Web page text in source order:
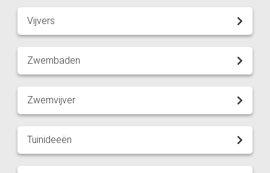
Vijvers
Zwembaden
Zwemvijver
Tuinideeën